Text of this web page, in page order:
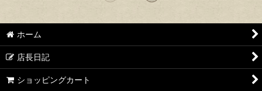
ホーム
店長日記
ショッピングカート